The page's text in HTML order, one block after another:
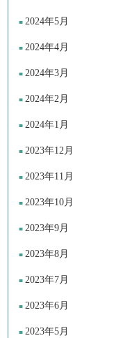
2024年5月
2024年4月
2024年3月
2024年2月
2024年1月
2023年12月
2023年11月
2023年10月
2023年9月
2023年8月
2023年7月
2023年6月
2023年5月